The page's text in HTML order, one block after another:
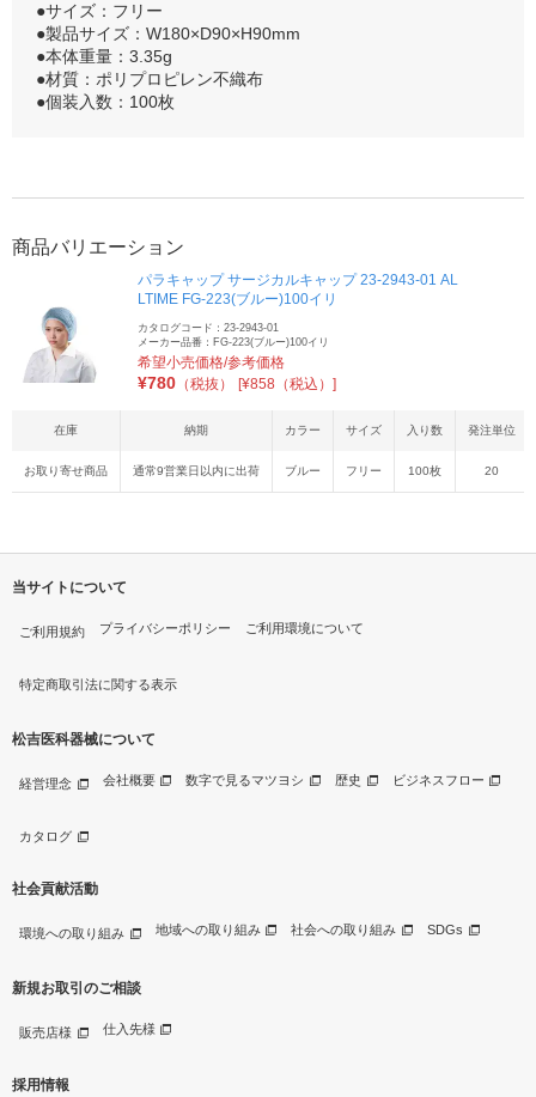
●サイズ：フリー
●製品サイズ：W180×D90×H90mm
●本体重量：3.35g
●材質：ポリプロピレン不織布
●個装入数：100枚
商品バリエーション
パラキャップ サージカルキャップ 23-2943-01 AL
LTIME FG-223(ブルー)100イリ
カタログコード：23-2943-01
メーカー品番：FG-223(ブルー)100イリ
希望小売価格/参考価格
¥780 （税抜） [¥858（税込）]
在庫 納期 カラー サイズ 入り数 発注単位
お取り寄せ商品 通常9営業日以内に出荷 ブルー フリー 100枚 20
当サイトについて
ご利用規約 プライバシーポリシー ご利用環境について
特定商取引法に関する表示
松吉医科器械について
経営理念 会社概要 数字で見るマツヨシ 歴史 ビジネスフロー
カタログ
社会貢献活動
環境への取り組み 地域への取り組み 社会への取り組み SDGs
新規お取引のご相談
販売店様 仕入先様
採用情報